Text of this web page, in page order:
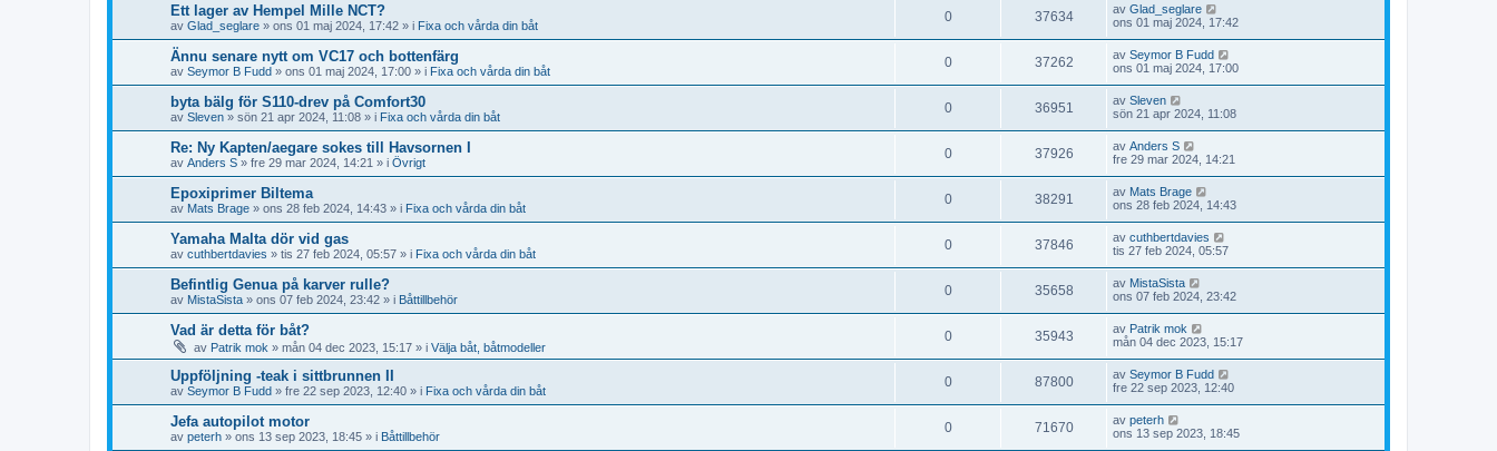
Ett lager av Hempel Mille NCT?
av Glad_seglare » ons 01 maj 2024, 17:42 » i Fixa och vårda din båt
0 37634 av Glad_seglare
ons 01 maj 2024, 17:42
Ännu senare nytt om VC17 och bottenfärg
av Seymor B Fudd » ons 01 maj 2024, 17:00 » i Fixa och vårda din båt
0 37262 av Seymor B Fudd
ons 01 maj 2024, 17:00
byta bälg för S110-drev på Comfort30
av Sleven » sön 21 apr 2024, 11:08 » i Fixa och vårda din båt
0 36951 av Sleven
sön 21 apr 2024, 11:08
Re: Ny Kapten/aegare sokes till Havsornen I
av Anders S » fre 29 mar 2024, 14:21 » i Övrigt
0 37926 av Anders S
fre 29 mar 2024, 14:21
Epoxiprimer Biltema
av Mats Brage » ons 28 feb 2024, 14:43 » i Fixa och vårda din båt
0 38291 av Mats Brage
ons 28 feb 2024, 14:43
Yamaha Malta dör vid gas
av cuthbertdavies » tis 27 feb 2024, 05:57 » i Fixa och vårda din båt
0 37846 av cuthbertdavies
tis 27 feb 2024, 05:57
Befintlig Genua på karver rulle?
av MistaSista » ons 07 feb 2024, 23:42 » i Båttillbehör
0 35658 av MistaSista
ons 07 feb 2024, 23:42
Vad är detta för båt?
av Patrik mok » mån 04 dec 2023, 15:17 » i Välja båt, båtmodeller
0 35943 av Patrik mok
mån 04 dec 2023, 15:17
Uppföljning -teak i sittbrunnen II
av Seymor B Fudd » fre 22 sep 2023, 12:40 » i Fixa och vårda din båt
0 87800 av Seymor B Fudd
fre 22 sep 2023, 12:40
Jefa autopilot motor
av peterh » ons 13 sep 2023, 18:45 » i Båttillbehör
0 71670 av peterh
ons 13 sep 2023, 18:45